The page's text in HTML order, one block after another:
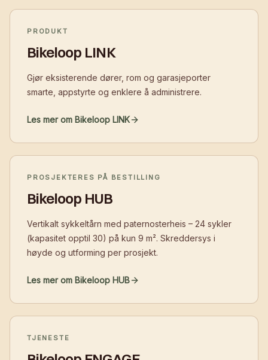
PRODUKT
Bikeloop LINK
Gjør eksisterende dører, rom og garasjeporter
smarte, appstyrte og enklere å administrere.
Les mer om Bikeloop LINK
PROSJEKTERES PÅ BESTILLING
Bikeloop HUB
Vertikalt sykkeltårn med paternosterheis – 24 sykler
(kapasitet opptil 30) på kun 9 m². Skreddersys i
høyde og utforming per prosjekt.
Les mer om Bikeloop HUB
TJENESTE